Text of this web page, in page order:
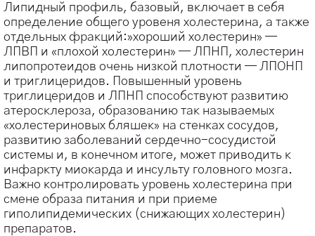
Липидный профиль, базовый, включает в себя
определение общего уровеня холестерина, а также
отдельных фракций:»хороший холестерин» —
ЛПВП и «плохой холестерин» — ЛПНП, холестерин
липопротеидов очень низкой плотности — ЛПОНП
и триглицеридов. Повышенный уровень
триглицеридов и ЛПНП способствуют развитию
атеросклероза, образованию так называемых
«холестериновых бляшек» на стенках сосудов,
развитию заболеваний сердечно-сосудистой
системы и, в конечном итоге, может приводить к
инфаркту миокарда и инсульту головного мозга.
Важно контролировать уровень холестерина при
смене образа питания и при приеме
гиполипидемических (снижающих холестерин)
препаратов.